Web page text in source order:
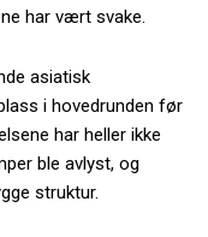
har vært svake.
asiatisk
i hovedrunden før
har heller ikke
ble avlyst, og
struktur.